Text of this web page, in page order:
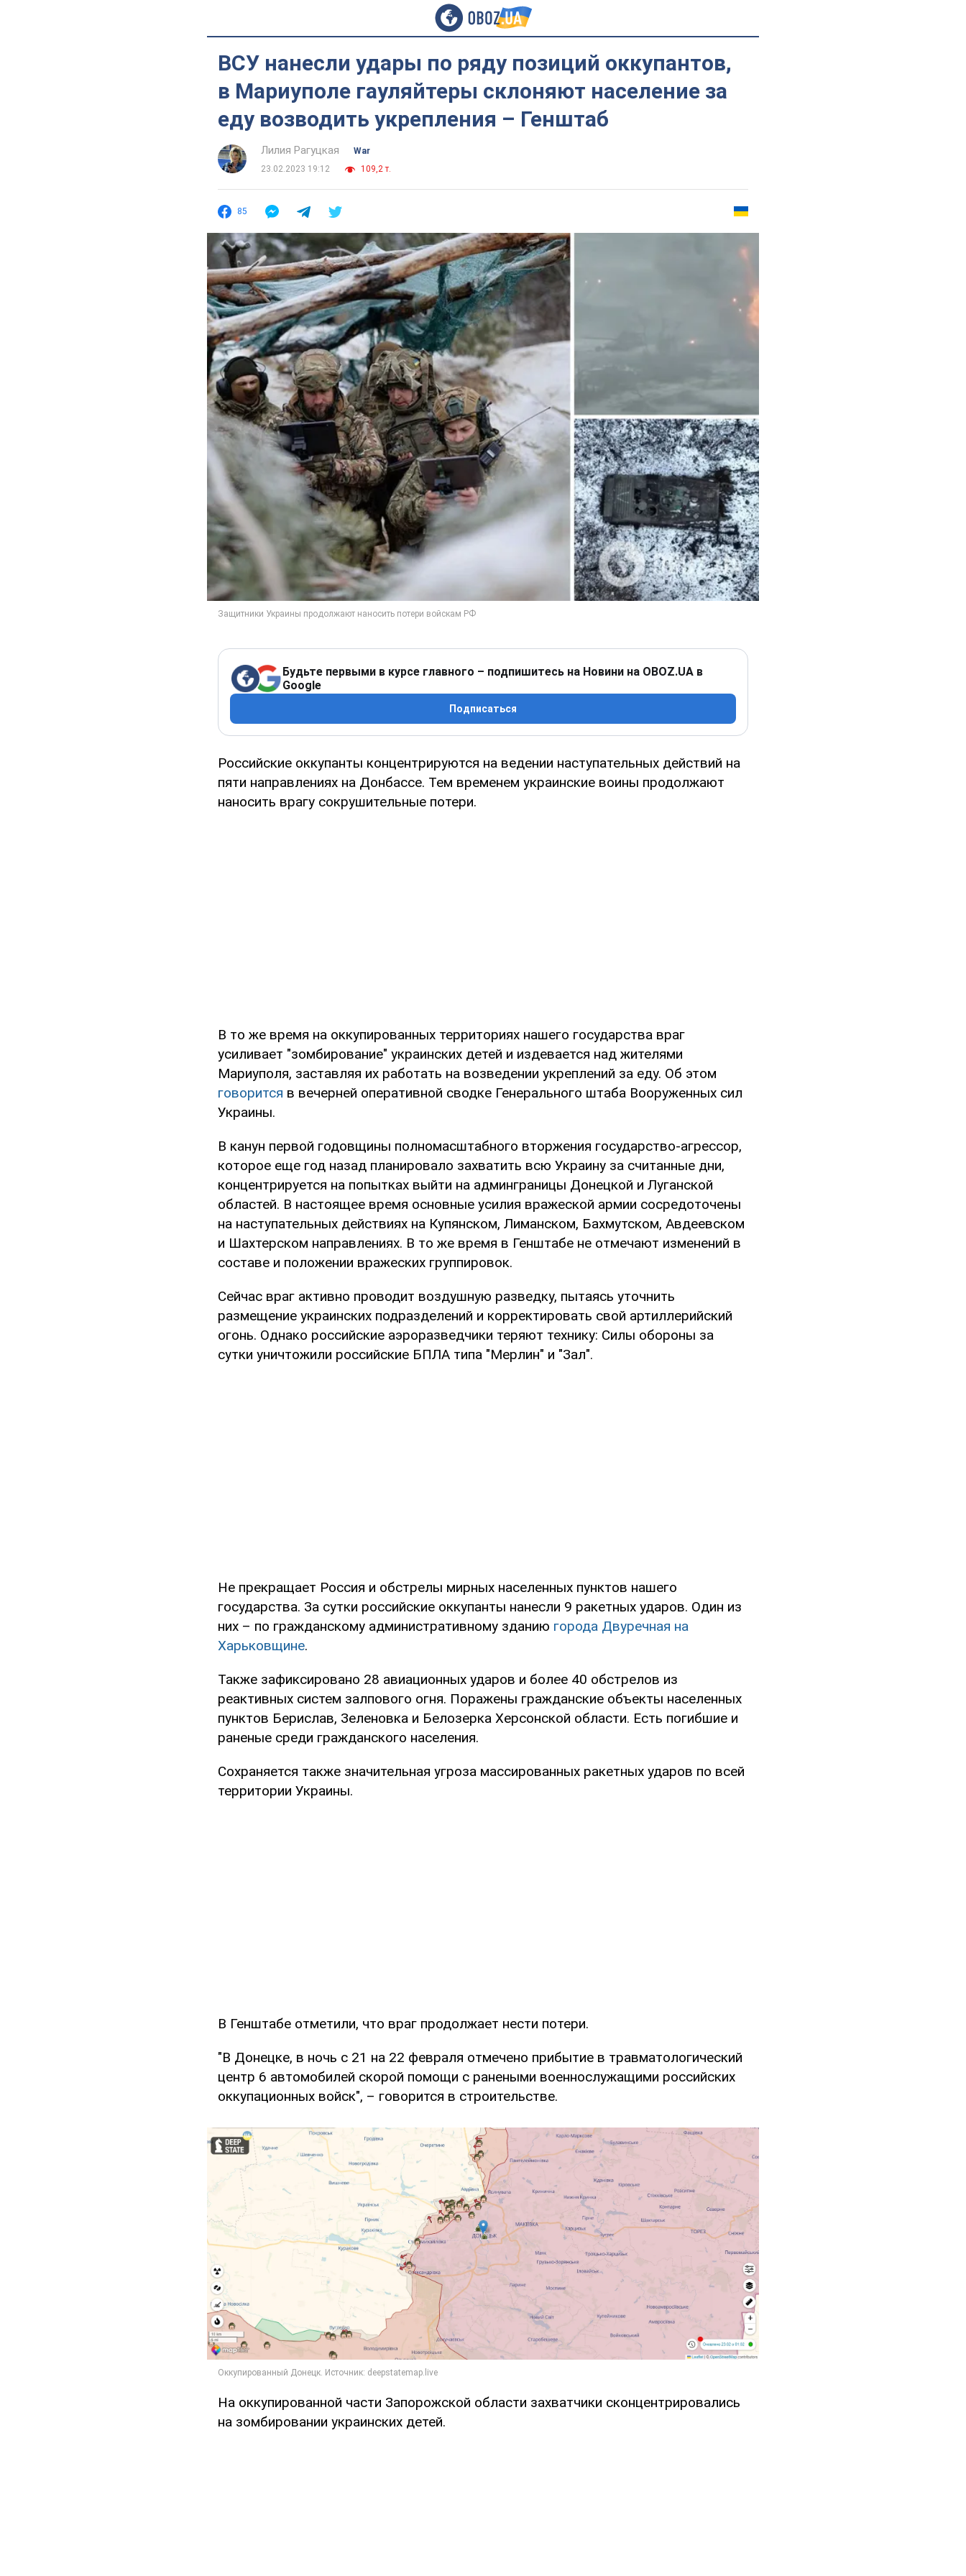
ВСУ нанесли удары по ряду позиций оккупантов,
в Мариуполе гауляйтеры склоняют население за
еду возводить укрепления – Генштаб
Лилия Рагуцкая
War
23.02.2023 19:12
109,2 т.
85
Будьте первыми в курсе главного – подпишитесь на Новини на OBOZ.UA в
Google
Подписаться
Российские оккупанты концентрируются на ведении наступательных действий на
пяти направлениях на Донбассе. Тем временем украинские воины продолжают
наносить врагу сокрушительные потери.
В то же время на оккупированных территориях нашего государства враг
усиливает "зомбирование" украинских детей и издевается над жителями
Мариуполя, заставляя их работать на возведении укреплений за еду. Об этом
говорится в вечерней оперативной сводке Генерального штаба Вооруженных сил
Украины.
В канун первой годовщины полномасштабного вторжения государство-агрессор,
которое еще год назад планировало захватить всю Украину за считанные дни,
концентрируется на попытках выйти на админграницы Донецкой и Луганской
областей. В настоящее время основные усилия вражеской армии сосредоточены
на наступательных действиях на Купянском, Лиманском, Бахмутском, Авдеевском
и Шахтерском направлениях. В то же время в Генштабе не отмечают изменений в
составе и положении вражеских группировок.
Сейчас враг активно проводит воздушную разведку, пытаясь уточнить
размещение украинских подразделений и корректировать свой артиллерийский
огонь. Однако российские аэроразведчики теряют технику: Силы обороны за
сутки уничтожили российские БПЛА типа "Мерлин" и "Зал".
Не прекращает Россия и обстрелы мирных населенных пунктов нашего
государства. За сутки российские оккупанты нанесли 9 ракетных ударов. Один из
них – по гражданскому административному зданию города Двуречная на
Харьковщине.
Также зафиксировано 28 авиационных ударов и более 40 обстрелов из
реактивных систем залпового огня. Поражены гражданские объекты населенных
пунктов Берислав, Зеленовка и Белозерка Херсонской области. Есть погибшие и
раненые среди гражданского населения.
Сохраняется также значительная угроза массированных ракетных ударов по всей
территории Украины.
В Генштабе отметили, что враг продолжает нести потери.
"В Донецке, в ночь с 21 на 22 февраля отмечено прибытие в травматологический
центр 6 автомобилей скорой помощи с ранеными военнослужащими российских
оккупационных войск", – говорится в строительстве.
На оккупированной части Запорожской области захватчики сконцентрировались
на зомбировании украинских детей.